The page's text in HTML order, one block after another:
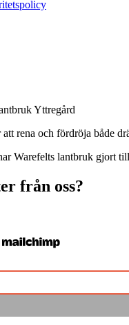
Yttregård
rena och fördröja både
Warefelts lantbruk gjort
från oss?